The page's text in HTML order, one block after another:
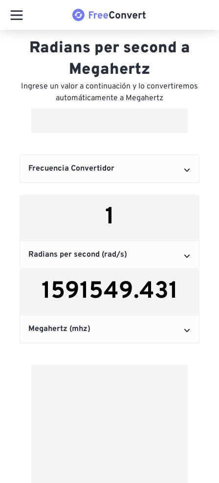
Radians per second a
Megahertz
Ingrese un valor a continuación y lo convertiremos
automáticamente a Megahertz